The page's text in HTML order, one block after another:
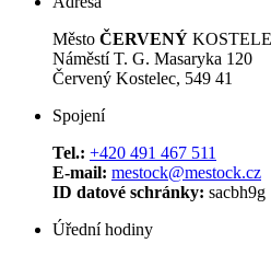
Město ČERVENÝ
Náměstí T. G. Masaryka 120
Červený Kostelec, 549 41
Spojení
Tel.: +420 491 467 511
E-mail: mestock@mestock.cz
ID datové schránky: sacbh9g
Úřední hodiny